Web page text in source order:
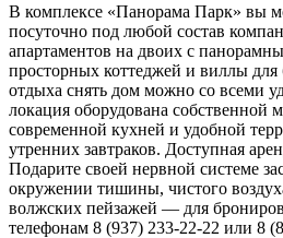
В комплексе «Панорама Парк» вы
посуточно под любой состав
апартаментов на двоих с
просторных коттеджей и виллы
отдыха снять дом можно со всеми
локация оборудована собственной
современной кухней и удобной
утренних завтраков. Доступная
Подарите своей нервной системе
окружении тишины, чистого
волжских пейзажей — для
телефонам 8 (937) 233-22-22 или 8